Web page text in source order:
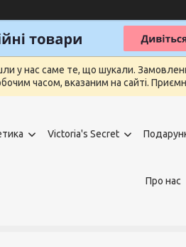
у нас саме те, що шукали.
часом, вказаним на сайті.
Victoria's Secret
Про нас